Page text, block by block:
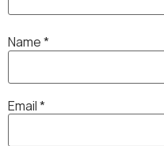
Name*
Email*